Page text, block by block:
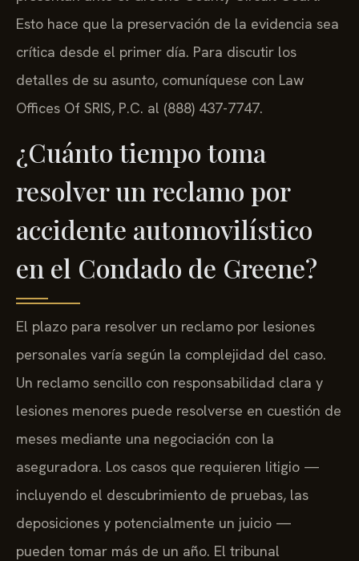
Esto hace que la preservación de la evidencia sea
crítica desde el primer día. Para discutir los
detalles de su asunto, comuníquese con Law
Offices Of SRIS, P.C. al (888) 437-7747.
¿Cuánto tiempo toma
resolver un reclamo por
accidente automovilístico
en el Condado de Greene?
El plazo para resolver un reclamo por lesiones
personales varía según la complejidad del caso.
Un reclamo sencillo con responsabilidad clara y
lesiones menores puede resolverse en cuestión de
meses mediante una negociación con la
aseguradora. Los casos que requieren litigio —
incluyendo el descubrimiento de pruebas, las
deposiciones y potencialmente un juicio —
pueden tomar más de un año. El tribunal